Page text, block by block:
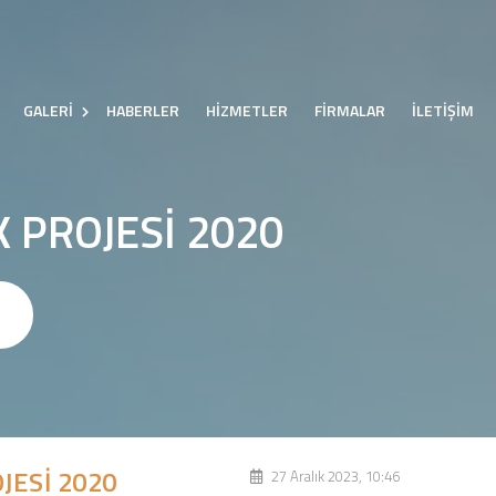
GALERİ HABERLER HİZMETLER FİRMALAR İLETİŞİM
PROJESİ 2020
2020 27 Aralık 2023, 10:46